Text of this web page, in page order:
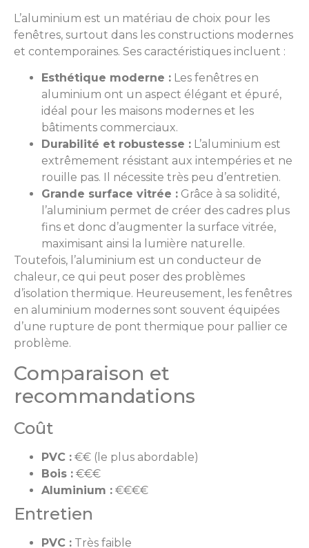
L’aluminium est un matériau de choix pour les
fenêtres, surtout dans les constructions modernes
et contemporaines. Ses caractéristiques incluent :
Esthétique moderne : Les fenêtres en
aluminium ont un aspect élégant et épuré,
idéal pour les maisons modernes et les
bâtiments commerciaux.
Durabilité et robustesse : L’aluminium est
extrêmement résistant aux intempéries et ne
rouille pas. Il nécessite très peu d’entretien.
Grande surface vitrée : Grâce à sa solidité,
l’aluminium permet de créer des cadres plus
fins et donc d’augmenter la surface vitrée,
maximisant ainsi la lumière naturelle.
Toutefois, l’aluminium est un conducteur de
chaleur, ce qui peut poser des problèmes
d’isolation thermique. Heureusement, les fenêtres
en aluminium modernes sont souvent équipées
d’une rupture de pont thermique pour pallier ce
problème.
Comparaison et
recommandations
Coût
PVC : €€ (le plus abordable)
Bois : €€€
Aluminium : €€€€
Entretien
PVC : Très faible